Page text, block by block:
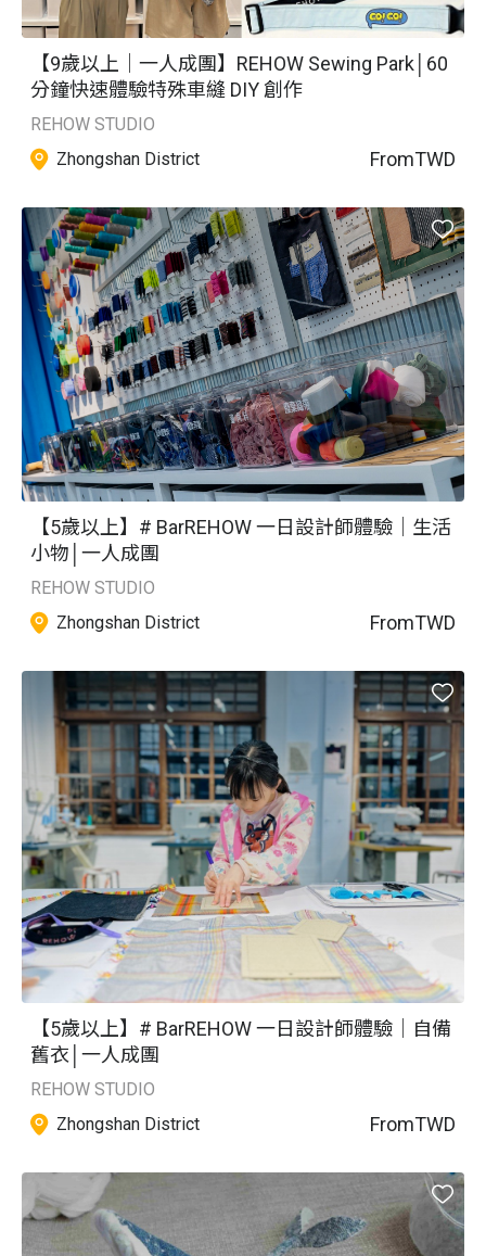
反覆生活實驗室價格立刻查看⬇︎
【9歲以上｜一人成團】REHOW Sewing Park│60
分鐘快速體驗特殊車縫 DIY 創作
REHOW STUDIO
Zhongshan District
FromTWD
【5歲以上】# BarREHOW 一日設計師體驗｜生活
小物│一人成團
REHOW STUDIO
Zhongshan District
FromTWD
【5歲以上】# BarREHOW 一日設計師體驗｜自備
舊衣│一人成團
REHOW STUDIO
Zhongshan District
FromTWD